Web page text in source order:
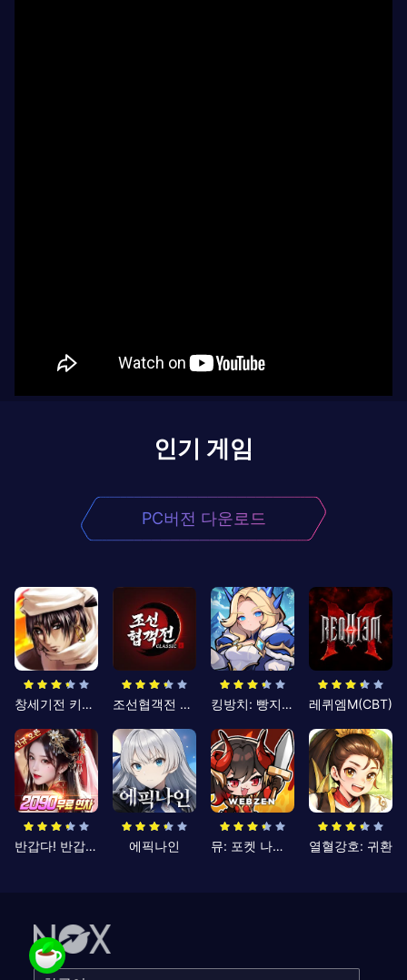
인기 게임
PC버전 다운로드
창세기전 키우기 조선협객전 클래식 킹방치: 빵지의 제왕 레퀴엠M(CBT)
반갑다! 반갑삼국지 에픽나인 뮤: 포켓 나이츠 열혈강호: 귀환